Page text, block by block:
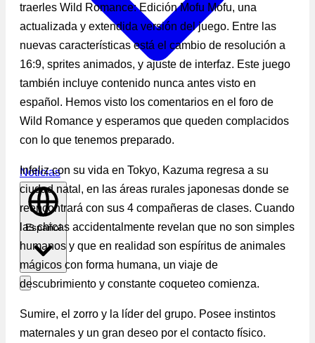
Noticias
Español
traerles Wild Romance: Edición Mofu Mofu, una
actualizada y extendida versión del juego. Entre las
nuevas características está el cambio de resolución a
16:9, sprites animados, y ajuste de interfaz. Este juego
también incluye contenido nunca antes visto en
español. Hemos visto los comentarios en el foro de
Wild Romance y esperamos que queden complacidos
con lo que tenemos preparado.
Infeliz con su vida en Tokyo, Kazuma regresa a su
ciudad natal, en las áreas rurales japonesas donde se
reencontrará con sus 4 compañeras de clases. Cuando
las chicas accidentalmente revelan que no son simples
humanos y que en realidad son espíritus de animales
mágicos con forma humana, un viaje de
descubrimiento y constante coqueteo comienza.
Sumire, el zorro y la líder del grupo. Posee instintos
maternales y un gran deseo por el contacto físico.